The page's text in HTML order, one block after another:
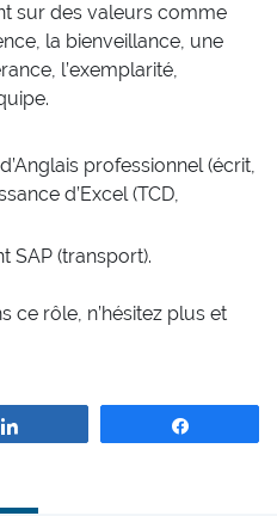
sur des valeurs comme
la bienveillance, une
l’exemplarité,
professionnel (écrit,
d’Excel (TCD,
SAP (transport).
ce rôle, n’hésitez plus et